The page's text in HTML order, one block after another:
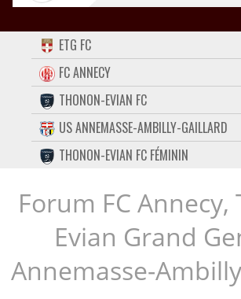
ACCUEIL
FORUM
CONTACT
FACEBOOK
TWITTER
INSTAGRAM
ETG FC
FC ANNECY
THONON-EVIAN FC
US ANNEMASSE-AMBILLY-GAILLARD
THONON-EVIAN FC FÉMININ
Forum FC Annecy,
Evian Grand
Annemasse-